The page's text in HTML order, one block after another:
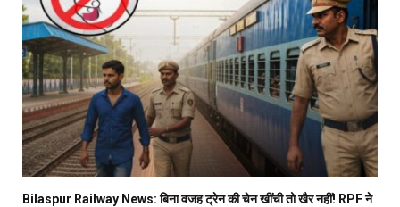
Bilaspur Railway News: बिना वजह ट्रेन की चेन खींची तो खैर नहीं! RPF ने